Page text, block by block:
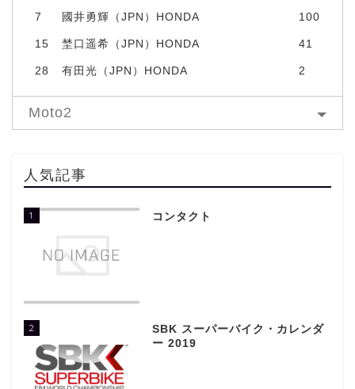
7 國井勇輝（JPN）HONDA 100
15 埜口遥希（JPN）HONDA 41
28 有田光（JPN）HONDA 2
Moto2
人気記事
1 コンタクト
2
SBK スーパーバイク・カレンダ
ー 2019